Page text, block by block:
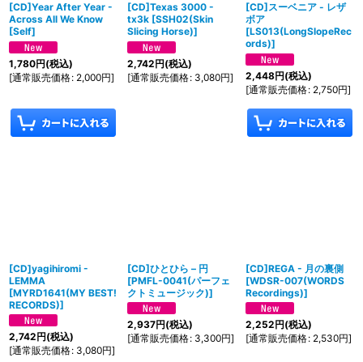
[CD]Year After Year -
Across All We Know
[Self]
1,780円(税込)
[通常販売価格: 2,000円]
[CD]Texas 3000 -
tx3k [SSH02(Skin
Slicing Horse)]
2,742円(税込)
[通常販売価格: 3,080円]
[CD]スーベニア - レザ
ボア
[LS013(LongSlopeRec
ords)]
2,448円(税込)
[通常販売価格: 2,750円]
[CD]yagihiromi -
LEMMA
[MYRD1641(MY BEST!
RECORDS)]
2,742円(税込)
[通常販売価格: 3,080円]
[CD]ひとひら – 円
[PMFL-0041(パーフェ
クトミュージック)]
2,937円(税込)
[通常販売価格: 3,300円]
[CD]REGA - 月の裏側
[WDSR-007(WORDS
Recordings)]
2,252円(税込)
[通常販売価格: 2,530円]